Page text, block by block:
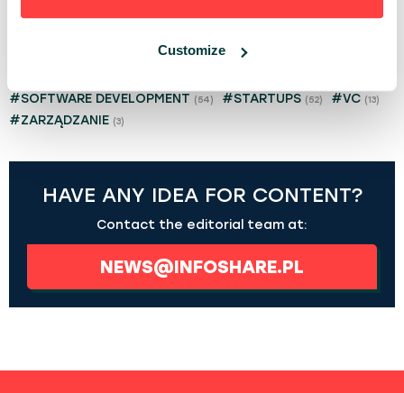
Customize
#PL
#INFOSHARE(97) #INVESTMENT
#SOFTWARE DEVELOPMENT (54) #STARTUPS (52) #VC (13)
#ZARZĄDZANIE (3)
HAVE ANY IDEA FOR CONTENT?
Contact the editorial team at:
NEWS@INFOSHARE.PL